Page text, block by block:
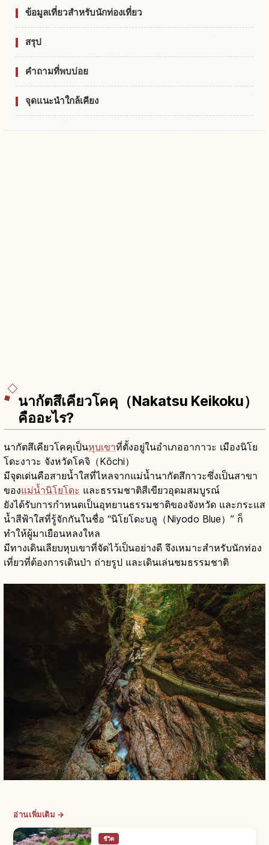
ข้อมูลเที่ยวสำหรับนักท่องเที่ยว
สรุป
คำถามที่พบบ่อย
จุดแนะนำใกล้เคียง
นากัตสึเคียวโคคุ（Nakatsu Keikoku）
คืออะไร?
นากัตสึเคียวโคคุเป็นหุบเขาที่ตั้งอยู่ในอำเภออากาวะ เมืองนิโย
โดะงาวะ จังหวัดโคจิ（Kōchi）
มีจุดเด่นคือสายน้ำใสที่ไหลจากแม่น้ำนากัตสึกาวะซึ่งเป็นสาขา
ของแม่น้ำนิโยโดะ และธรรมชาติสีเขียวอุดมสมบูรณ์
ยังได้รับการกำหนดเป็นอุทยานธรรมชาติของจังหวัด และกระแส
น้ำสีฟ้าใสที่รู้จักกันในชื่อ “นิโยโดะบลู（Niyodo Blue）” ก็
ทำให้ผู้มาเยือนหลงใหล
มีทางเดินเลียบหุบเขาที่จัดไว้เป็นอย่างดี จึงเหมาะสำหรับนักท่อง
เที่ยวที่ต้องการเดินป่า ถ่ายรูป และเดินเล่นชมธรรมชาติ
อ่านเพิ่มเติม →
ชีวิต